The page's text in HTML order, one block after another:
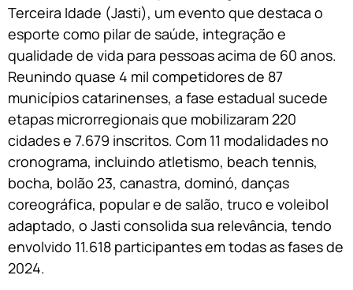
Terceira Idade (Jasti), um evento que destaca o
esporte como pilar de saúde, integração e
qualidade de vida para pessoas acima de 60 anos.
Reunindo quase 4 mil competidores de 87
municípios catarinenses, a fase estadual sucede
etapas microrregionais que mobilizaram 220
cidades e 7.679 inscritos. Com 11 modalidades no
cronograma, incluindo atletismo, beach tennis,
bocha, bolão 23, canastra, dominó, danças
coreográfica, popular e de salão, truco e voleibol
adaptado, o Jasti consolida sua relevância, tendo
envolvido 11.618 participantes em todas as fases de
2024.